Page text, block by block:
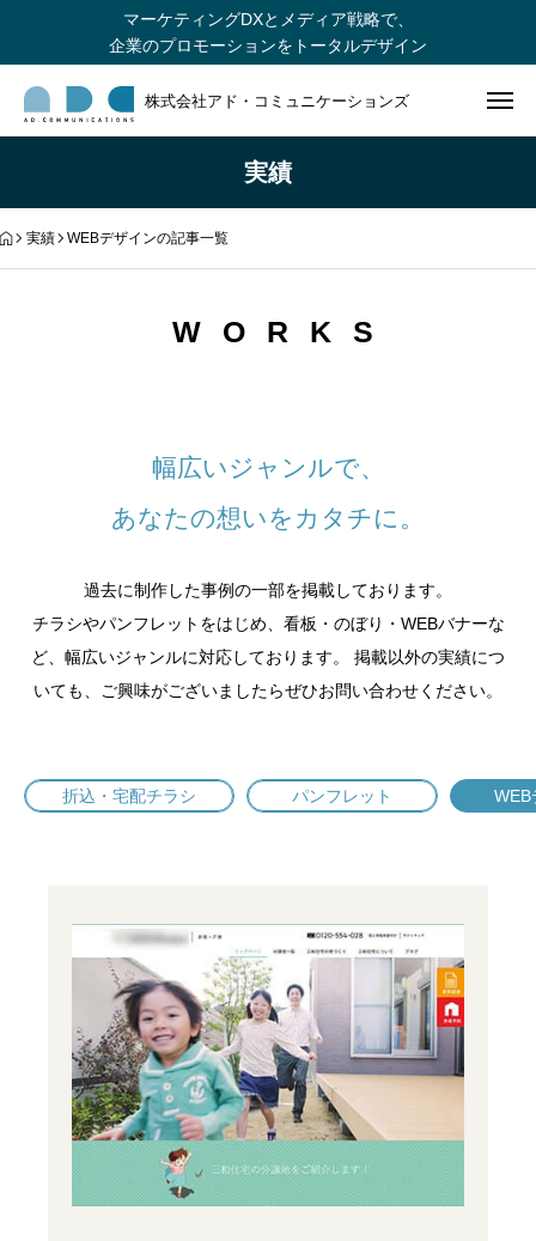
マーケティングDXとメディア戦略で、
企業のプロモーションをトータルデザイン
株式会社アド・コミュニケーションズ
実績
実績 WEBデザインの記事一覧
WORKS
幅広いジャンルで、
あなたの想いをカタチに。
過去に制作した事例の一部を掲載しております。
チラシやパンフレットをはじめ、看板・のぼり・WEBバナーな
ど、幅広いジャンルに対応しております。
掲載以外の実績につ
いても、ご興味がございましたらぜひお問い合わせください。
折込・宅配チラシ パンフレット WEB